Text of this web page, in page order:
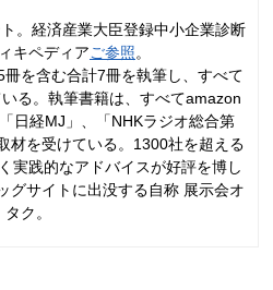
。経済産業大臣登録中小企業診断
キペディアご参照。
を含む合計7冊を執筆し、すべて
る。執筆書籍は、すべてamazon
日経MJ」、「NHKラジオ総合第
材を受けている。1300社を超える
実践的なアドバイスが好評を博し
グサイトに出没する自称 展示会オ
タク。